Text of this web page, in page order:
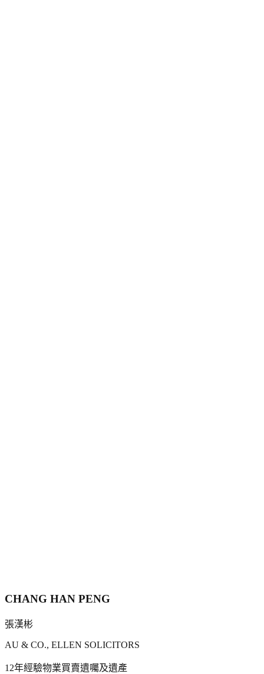
CHANG HAN PENG
張漢彬
AU & CO., ELLEN SOLICITORS
12年經驗物業買賣遺囑及遺產